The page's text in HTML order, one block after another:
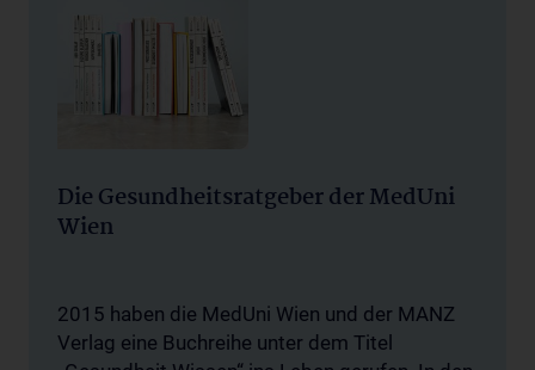
Die Gesundheitsratgeber der MedUni
Wien
2015 haben die MedUni Wien und der MANZ
Verlag eine Buchreihe unter dem Titel